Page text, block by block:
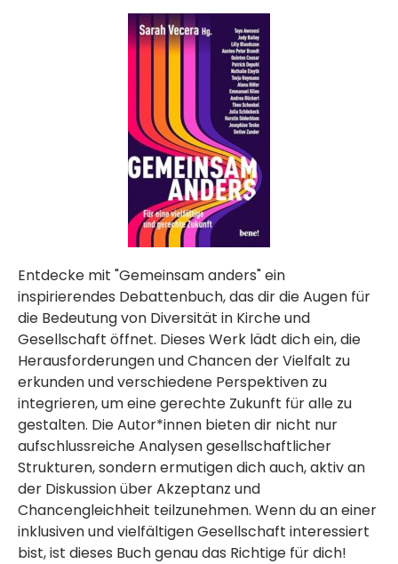
Entdecke mit "Gemeinsam anders" ein
inspirierendes Debattenbuch, das dir die Augen für
die Bedeutung von Diversität in Kirche und
Gesellschaft öffnet. Dieses Werk lädt dich ein, die
Herausforderungen und Chancen der Vielfalt zu
erkunden und verschiedene Perspektiven zu
integrieren, um eine gerechte Zukunft für alle zu
gestalten. Die Autor*innen bieten dir nicht nur
aufschlussreiche Analysen gesellschaftlicher
Strukturen, sondern ermutigen dich auch, aktiv an
der Diskussion über Akzeptanz und
Chancengleichheit teilzunehmen. Wenn du an einer
inklusiven und vielfältigen Gesellschaft interessiert
bist, ist dieses Buch genau das Richtige für dich!